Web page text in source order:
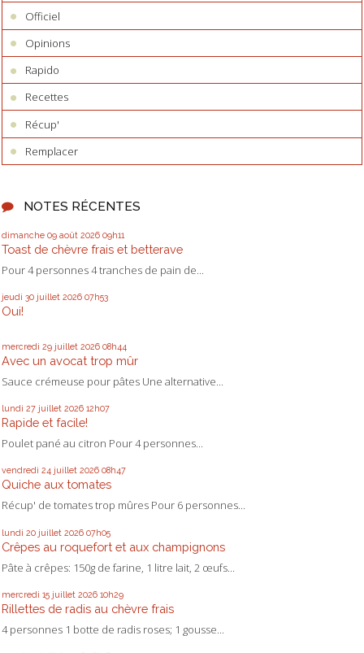
Officiel
Opinions
Rapido
Recettes
Récup'
Remplacer
NOTES RÉCENTES
dimanche 09 août 2026 09h11
Toast de chèvre frais et betterave
Pour 4 personnes 4 tranches de pain de...
jeudi 30 juillet 2026 07h53
Oui!
mercredi 29 juillet 2026 08h44
Avec un avocat trop mûr
Sauce crémeuse pour pâtes Une alternative...
lundi 27 juillet 2026 12h07
Rapide et facile!
Poulet pané au citron Pour 4 personnes...
vendredi 24 juillet 2026 08h47
Quiche aux tomates
Récup' de tomates trop mûres Pour 6 personnes...
lundi 20 juillet 2026 07h05
Crêpes au roquefort et aux champignons
Pâte à crêpes: 150g de farine, 1 litre lait, 2 œufs...
mercredi 15 juillet 2026 10h29
Rillettes de radis au chèvre frais
4 personnes 1 botte de radis roses; 1 gousse...